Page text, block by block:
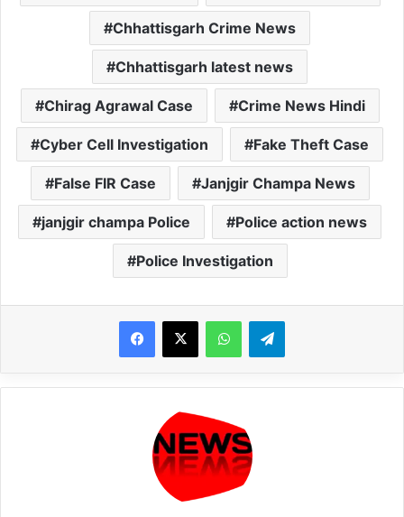
Chhattisgarh Crime News
Chhattisgarh latest news
Chirag Agrawal Case Crime News Hindi
Cyber Cell Investigation Fake Theft Case
False FIR Case Janjgir Champa News
janjgir champa Police Police action news
Police Investigation
WhatsAppTelegram